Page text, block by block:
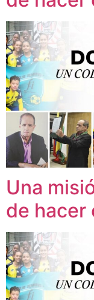
Una
de hacer